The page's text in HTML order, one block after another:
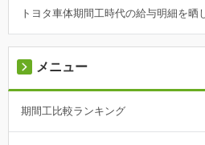
トヨタ車体期間工時代の給与明細を晒
メニュー
期間工比較ランキング